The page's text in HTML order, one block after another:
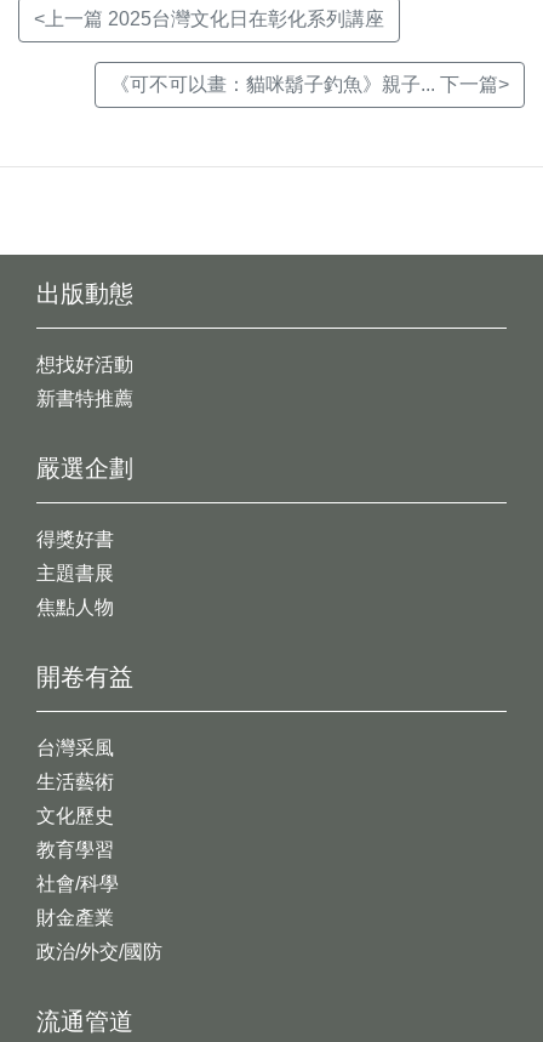
<上一篇 2025台灣文化日在彰化系列講座
《可不可以畫：貓咪鬍子釣魚》親子... 下一篇>
出版動態
想找好活動
新書特推薦
開卷有益
台灣采風
生活藝術
文化歷史
教育學習
社會/科學
財金產業
政治/外交/國防
嚴選企劃
得獎好書
主題書展
焦點人物
流通管道